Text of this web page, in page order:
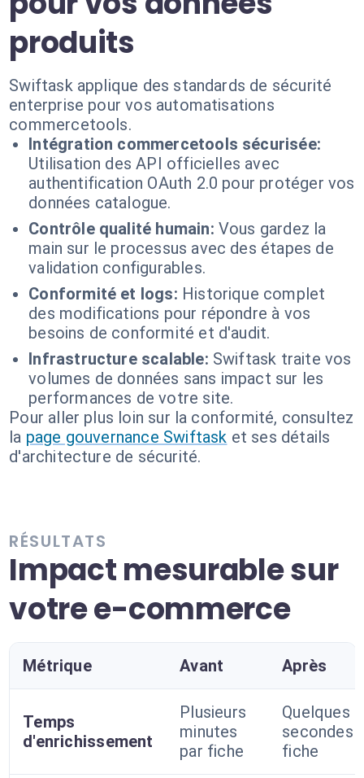
produits
Swiftask applique des standards de sécurité
enterprise pour vos automatisations
commercetools.
Intégration commercetools sécurisée:
Utilisation des API officielles avec
authentification OAuth 2.0 pour protéger vos
données catalogue.
Contrôle qualité humain: Vous gardez la
main sur le processus avec des étapes de
validation configurables.
Conformité et logs: Historique complet
des modifications pour répondre à vos
besoins de conformité et d'audit.
Infrastructure scalable: Swiftask traite vos
volumes de données sans impact sur les
performances de votre site.
Pour aller plus loin sur la conformité, consultez
la page gouvernance Swiftask et ses détails
d'architecture de sécurité.
RÉSULTATS
Impact mesurable sur
votre e-commerce
Métrique Avant Après
Temps
d'enrichissement
Plusieurs
minutes
par fiche
Quelques
secondes
fiche